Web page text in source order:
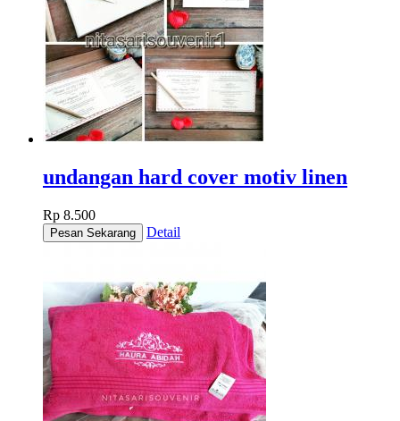
undangan hard cover motiv linen
Rp 8.500
Detail